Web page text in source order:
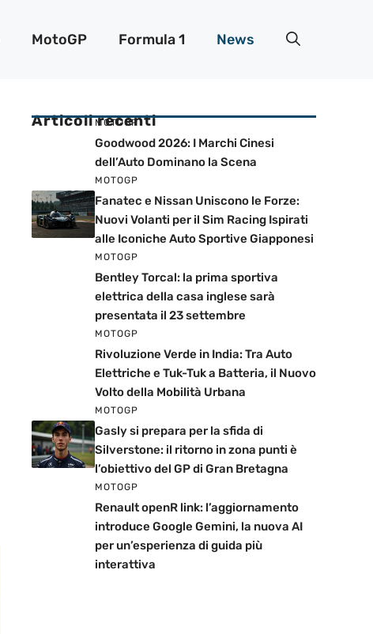
MotoGP Formula 1 News
Articoli recenti
MOTOGP
Goodwood 2026: I Marchi Cinesi
dell’Auto Dominano la Scena
MOTOGP
Fanatec e Nissan Uniscono le Forze:
Nuovi Volanti per il Sim Racing Ispirati
alle Iconiche Auto Sportive Giapponesi
MOTOGP
Bentley Torcal: la prima sportiva
elettrica della casa inglese sarà
presentata il 23 settembre
MOTOGP
Rivoluzione Verde in India: Tra Auto
Elettriche e Tuk-Tuk a Batteria, il Nuovo
Volto della Mobilità Urbana
MOTOGP
Gasly si prepara per la sfida di
Silverstone: il ritorno in zona punti è
l’obiettivo del GP di Gran Bretagna
MOTOGP
Renault openR link: l’aggiornamento
introduce Google Gemini, la nuova AI
per un’esperienza di guida più
interattiva